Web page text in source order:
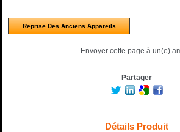
Reprise Des Anciens Appareils
Envoyer cette page à un(e)
Partager
Détails Produit